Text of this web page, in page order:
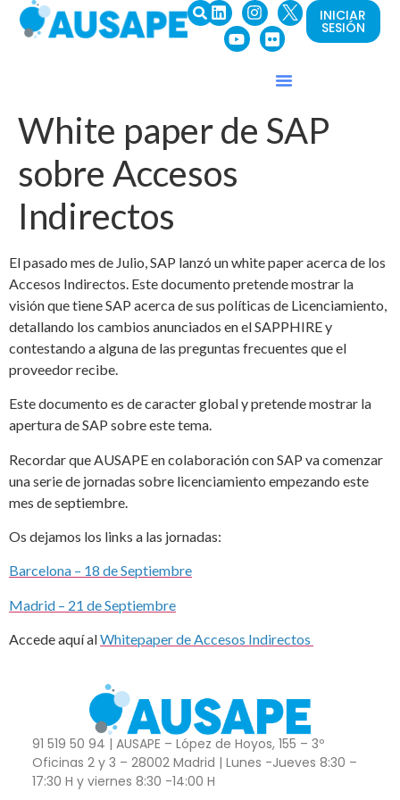
INICIAR
SESIÓN
White paper de SAP
sobre Accesos
Indirectos
El pasado mes de Julio, SAP lanzó un white paper acerca de los
Accesos Indirectos. Este documento pretende mostrar la
visión que tiene SAP acerca de sus políticas de Licenciamiento,
detallando los cambios anunciados en el SAPPHIRE y
contestando a alguna de las preguntas frecuentes que el
proveedor recibe.
Este documento es de caracter global y pretende mostrar la
apertura de SAP sobre este tema.
Recordar que AUSAPE en colaboración con SAP va comenzar
una serie de jornadas sobre licenciamiento empezando este
mes de septiembre.
Os dejamos los links a las jornadas:
Barcelona – 18 de Septiembre
Madrid – 21 de Septiembre
Accede aquí alWhitepaper de Accesos Indirectos
91 519 50 94 | AUSAPE – López de Hoyos, 155 – 3º
Oficinas 2 y 3 – 28002 Madrid | Lunes -Jueves 8:30 –
17:30 H y viernes 8:30 -14:00 H